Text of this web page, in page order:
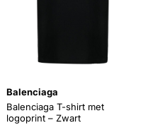
Balenciaga
Balenciaga T-shirt met
logoprint – Zwart